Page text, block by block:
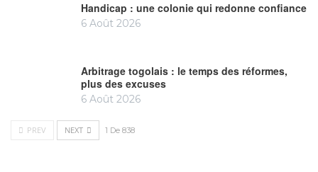
Handicap : une colonie qui redonne confiance
6 Août 2026
Arbitrage togolais : le temps des réformes,
plus des excuses
6 Août 2026
PREV NEXT 1 De 838